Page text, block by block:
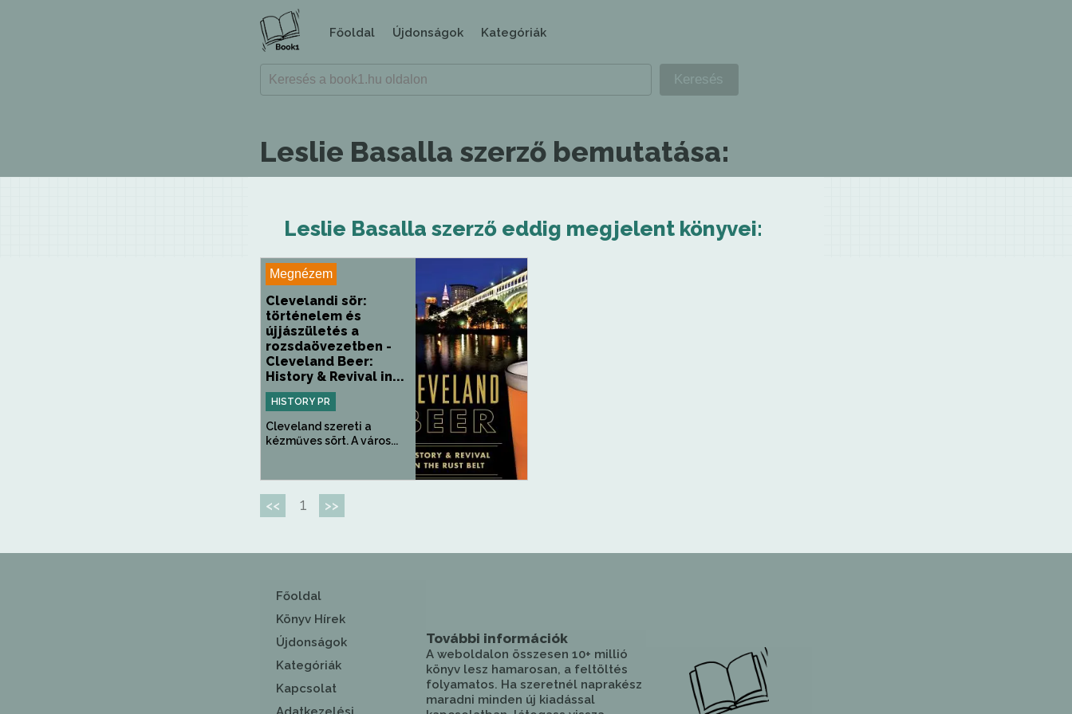
Főoldal Újdonságok Kategóriák
Leslie Basalla szerző bemutatása:
Leslie Basalla szerző eddig megjelent könyvei:
Megnézem
Clevelandi sör:
történelem és
újjászületés a
rozsdaövezetben -
Cleveland Beer:
History & Revival in...
HISTORY PR
Cleveland szereti a
kézműves sört. A város...
<< 1 >>
Főoldal
Könyv Hírek
Újdonságok
Kategóriák
Kapcsolat
További információk
A weboldalon összesen 10+ millió
könyv lesz hamarosan, a feltöltés
folyamatos. Ha szeretnél naprakész
maradni minden új kiadással